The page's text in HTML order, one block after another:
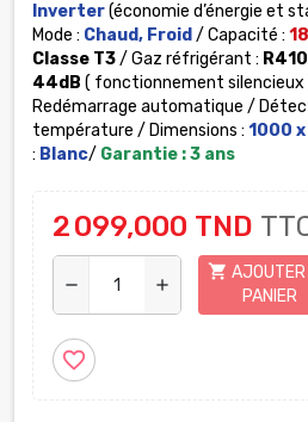
Inverter(économie d’énergie et
Mode : Chaud, Froid / Capacité :
Classe T3/ Gaz réfrigérant :
44dB ( fonctionnement silencieux
Redémarrage automatique /
température / Dimensions : 1000 x
: Blanc/ Garantie : 3 ans
2 099,000 TND
remove add
shopping_cart AJOUTER
PANIER
favorite_border